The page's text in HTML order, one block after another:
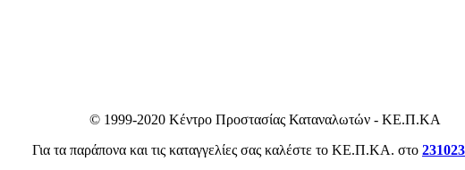
© 1999-2020 Κέντρο Προστασίας Καταναλωτών - ΚΕ.Π.ΚΑ
Για τα παράπονα και τις καταγγελίες σας καλέστε το ΚΕ.Π.ΚΑ. στο